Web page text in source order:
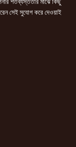
সেই সুযোগ করে দেওয়াই